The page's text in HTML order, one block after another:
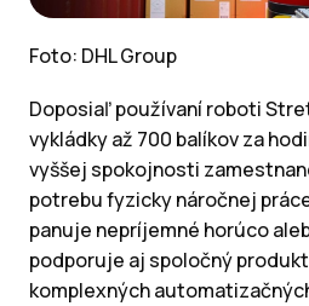
Foto: DHL Group
Doposiaľ používaní roboti
vykládky až 700 balíkov za
vyššej spokojnosti
potrebu fyzicky náročnej
panuje nepríjemné horúco
podporuje aj spoločný
komplexných